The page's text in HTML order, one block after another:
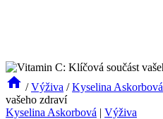
/ Výživa / Kyselina Askorbová
vašeho zdraví
Kyselina Askorbová | Výživa